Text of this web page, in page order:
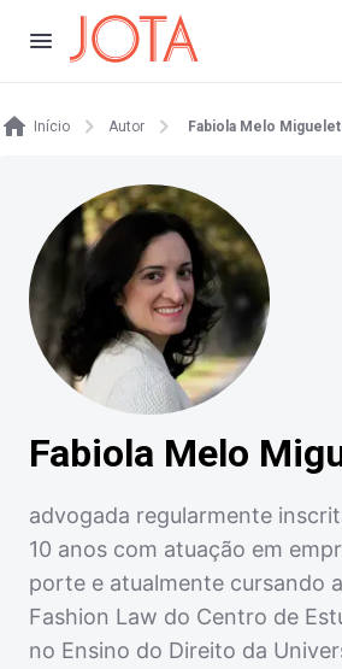
Início Autor Fabiola Melo
Fabiola Melo
advogada regularmente
10 anos com atuação em
porte e atualmente cursando
Fashion Law do Centro de
no Ensino do Direito da